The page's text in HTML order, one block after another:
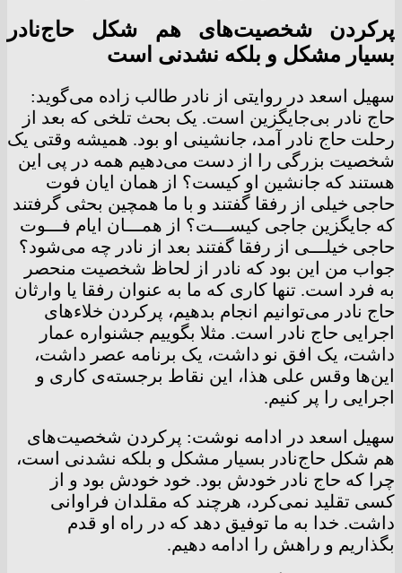
پرکردن شخصیت‌های هم شکل حاج‌نادر
بسیار مشکل و بلکه نشدنی است
سهیل اسعد در روایتی از نادر طالب زاده می‌گوید:
حاج نادر بی‌جایگزین است. یک بحث تلخی که بعد از
رحلت حاج نادر آمد، جانشینی او بود. همیشه وقتی یک
شخصیت بزرگی را از دست می‌دهیم همه در پی این
هستند که جانشین او کیست؟ از همان ایان فوت
حاجی خیلی از رفقا گفتند و با ما همچین بحثی گرفتند
که جایگزین جاجی کیســـت؟ از همـــان ایام فـــوت
حاجی خیلـــی از رفقا گفتند بعد از نادر چه می‌شود؟
جواب من این بود که نادر از لحاظ شخصیت منحصر
به فرد است. تنها کاری که ما به عنوان رفقا یا وارثان
حاج نادر می‌توانیم انجام بدهیم، پرکردن خلاء‌های
اجرایی حاج نادر است. مثلا بگوییم جشنواره عمار
داشت، یک افق نو داشت، یک برنامه عصر داشت،
این‌ها وقس علی هذا، این نقاط برجسته‌ی کاری و
اجرایی را پر کنیم.
سهیل اسعد در ادامه نوشت: پرکردن شخصیت‌های
هم شکل حاج‌نادر بسیار مشکل و بلکه نشدنی است،
چرا که حاج نادر خودش بود. خود خودش بود و از
کسی تقلید نمی‌کرد، هرچند که مقلدان فراوانی
داشت. خدا به ما توفیق دهد که در راه او قدم
بگذاریم و راهش را ادامه دهیم.